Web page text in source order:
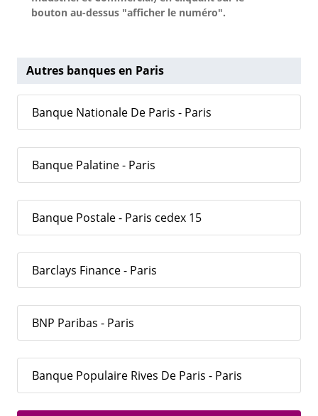
bouton au-dessus "afficher le numéro".
Autres banques en Paris
Banque Nationale De Paris - Paris
Banque Palatine - Paris
Banque Postale - Paris cedex 15
Barclays Finance - Paris
BNP Paribas - Paris
Banque Populaire Rives De Paris - Paris